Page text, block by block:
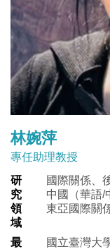
林婉萍
專任助理教授
研
究
領
域
國際關係、
中國（華語/
東亞國際關
最
國立臺灣大